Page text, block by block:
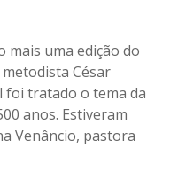
mais uma edição do
César
foi tratado o tema da
anos. Estiveram
Venâncio, pastora